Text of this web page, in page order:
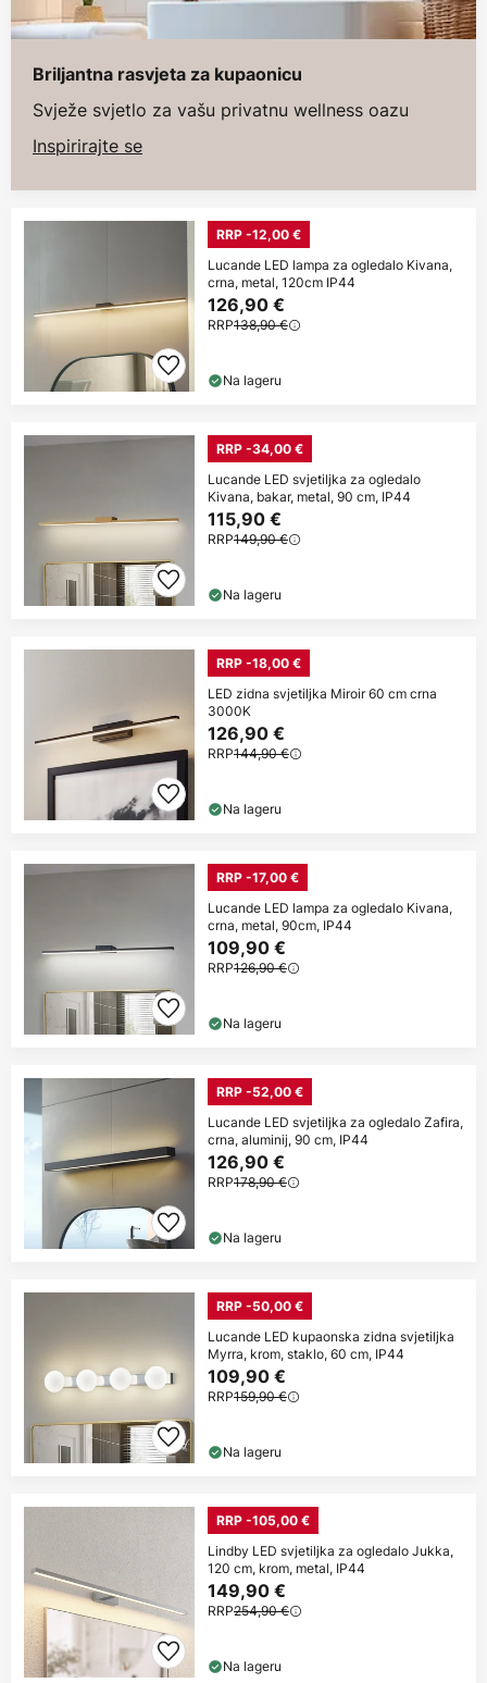
Briljantna rasvjeta za kupaonicu
Svježe svjetlo za vašu privatnu wellness oazu
Inspirirajte se
RRP -12,00 €
Lucande LED lampa za ogledalo Kivana,
crna, metal, 120cm IP44
126,90 €
RRP138,90 €
Na lageru
RRP -34,00 €
Lucande LED svjetiljka za ogledalo
Kivana, bakar, metal, 90 cm, IP44
115,90 €
RRP149,90 €
Na lageru
RRP -18,00 €
LED zidna svjetiljka Miroir 60 cm crna
3000K
126,90 €
RRP144,90 €
Na lageru
RRP -17,00 €
Lucande LED lampa za ogledalo Kivana,
crna, metal, 90cm, IP44
109,90 €
RRP126,90 €
Na lageru
RRP -52,00 €
Lucande LED svjetiljka za ogledalo Zafira,
crna, aluminij, 90 cm, IP44
126,90 €
RRP178,90 €
Na lageru
RRP -50,00 €
Lucande LED kupaonska zidna svjetiljka
Myrra, krom, staklo, 60 cm, IP44
109,90 €
RRP159,90 €
Na lageru
RRP -105,00 €
Lindby LED svjetiljka za ogledalo Jukka,
120 cm, krom, metal, IP44
149,90 €
RRP254,90 €
Na lageru